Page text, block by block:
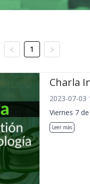
1
Charla
2023-07-03
Viernes 7
Leer más